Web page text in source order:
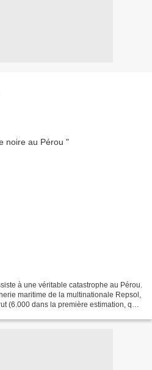
à une véritable catastrophe au Pérou.
maritime de la multinationale Repsol,
(6.000 dans la première estimation, que